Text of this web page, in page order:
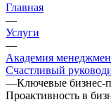
Главная
—
Услуги
—
Академия
Счастливый
—Ключевые бизнес-
Проактивность в